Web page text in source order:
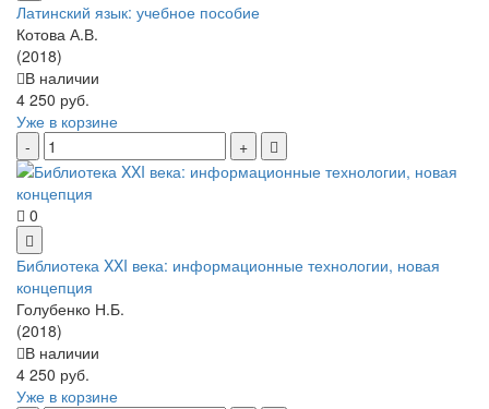
Латинский язык: учебное пособие
Котова А.В.
(2018)
В наличии
4 250 руб.
Уже в корзине
0
Библиотека XXI века: информационные технологии, новая
концепция
Голубенко Н.Б.
(2018)
В наличии
4 250 руб.
Уже в корзине